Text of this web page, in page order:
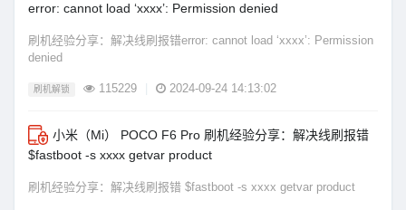
error: cannot load ‘xxxx’: Permission denied
刷机经验分享：解决线刷报错error: cannot load ‘xxxx’: Permission
denied
刷机解锁 115229 2024-09-24 14:13:02
小米（Mi） POCO F6 Pro 刷机经验分享：解决线刷报错
$fastboot -s xxxx getvar product
刷机经验分享：解决线刷报错 $fastboot -s xxxx getvar product